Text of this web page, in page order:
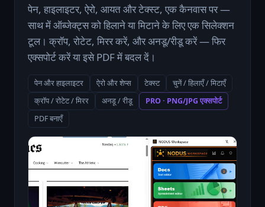
पेन, हाइलाइटर, ऐरो, आयत और टेक्स्ट, एक कैनवास पर —
साथ में ऑब्जेक्ट्स को हिलाने या मिटाने के लिए एक सिलेक्शन
टूल। क्रॉप, रोटेट, मिरर करें, और अनडू/रीडू करें — फिर
एक्सपोर्ट करें या इसे PDF में बदल दें।
पेन और हाइलाइटर ऐरो और शेप्स टेक्स्ट
चुनें / हिलाएँ / मिटाएँ
क्रॉप / रोटेट / मिरर
अनडू / रीडू
PRO · PNG/JPG एक्सपोर्ट
PDF बनाएँ